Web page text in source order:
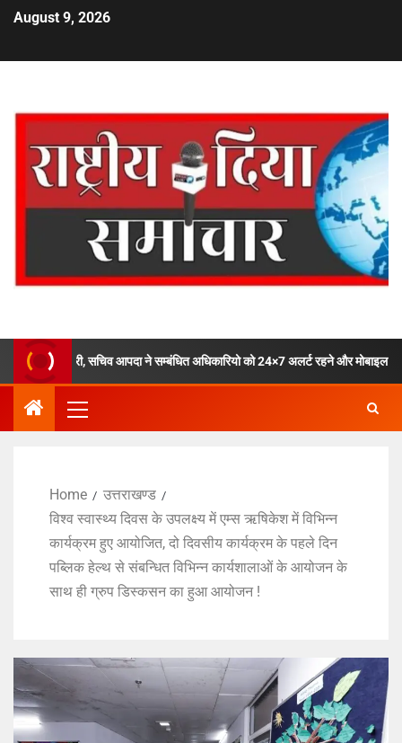
August 9, 2026
आपदा ने सम्बंधित अधिकारियो को 24×7 अलर्ट रहने और मोबाइल फोन ऑफ ना करने के
Home
उत्तराखण्ड
विश्व स्वास्थ्य दिवस के उपलक्ष्य में एम्स ऋषिकेश में विभिन्न
कार्यक्रम हुए आयोजित, दो दिवसीय कार्यक्रम के पहले दिन
पब्लिक हेल्थ से संबन्धित विभिन्न कार्यशालाओं के आयोजन के
साथ ही ग्रुप डिस्कसन का हुआ आयोजन !